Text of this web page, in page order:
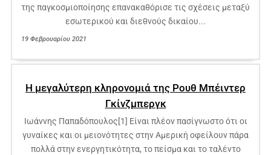
της παγκοσμιοποίησης επανακαθόρισε τις σχέσεις μεταξύ
εσωτερικού και διεθνούς δικαίου...
19 Φεβρουαρίου 2021
Η μεγαλύτερη κληρονομιά της Ρουθ Μπέιντερ
Γκίνζμπεργκ
Ιωάννης Παπαδόπουλος[1] Είναι πλέον πασίγνωστο ότι οι
γυναίκες και οι μειονότητες στην Αμερική οφείλουν πάρα
πολλά στην ενεργητικότητα, το πείσμα και το ταλέντο